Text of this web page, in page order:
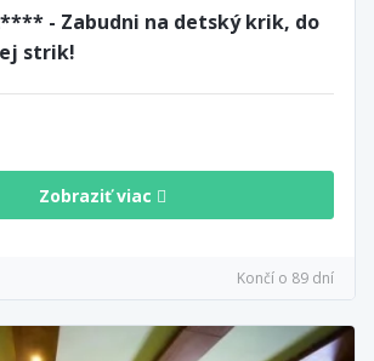
- Zabudni na detský krik, do
strik!
Zobraziť viac
Končí o 89 dní